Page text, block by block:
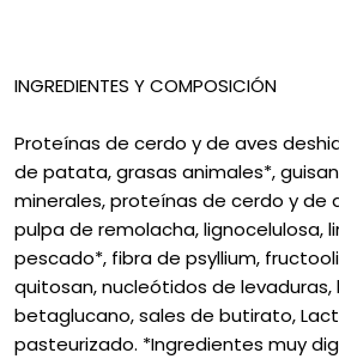
INGREDIENTES Y COMPOSICIÓN
Proteínas de cerdo y de aves
de patata, grasas animales*,
minerales, proteínas de cerdo y de
pulpa de remolacha, lignocelulosa,
pescado*, fibra de psyllium,
quitosan, nucleótidos de levaduras,
betaglucano, sales de butirato,
pasteurizado. *Ingredientes muy